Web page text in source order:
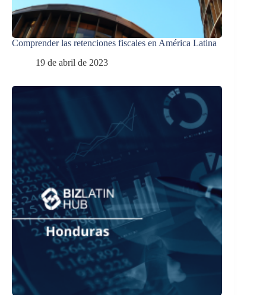
Comprender las retenciones fiscales en América Latina
19 de abril de 2023